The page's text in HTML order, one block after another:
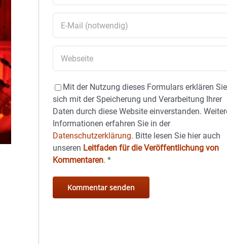
Mit der Nutzung dieses Formulars erklären Sie
sich mit der Speicherung und Verarbeitung Ihrer
Daten durch diese Website einverstanden.
Informationen erfahren Sie in der
Datenschutzerklärung. Bitte lesen Sie hier auch
unseren Leitfaden für die Veröffentlichung von
Kommentaren.*